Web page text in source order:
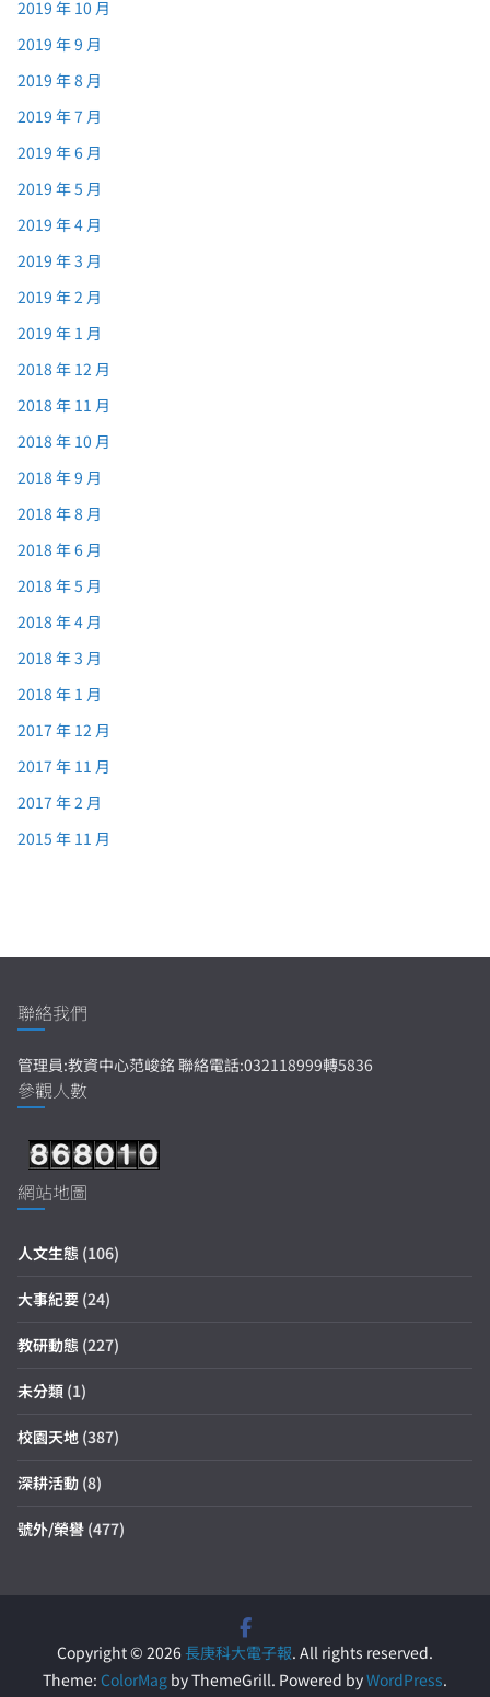
2019 年 10 月
2019 年 9 月
2019 年 8 月
2019 年 7 月
2019 年 6 月
2019 年 5 月
2019 年 4 月
2019 年 3 月
2019 年 2 月
2019 年 1 月
2018 年 12 月
2018 年 11 月
2018 年 10 月
2018 年 9 月
2018 年 8 月
2018 年 6 月
2018 年 5 月
2018 年 4 月
2018 年 3 月
2018 年 1 月
2017 年 12 月
2017 年 11 月
2017 年 2 月
2015 年 11 月
聯絡我們
管理員:教資中心范峻銘 聯絡電話:032118999轉5836
參觀人數
網站地圖
人文生態 (106)
大事紀要 (24)
教研動態 (227)
未分類 (1)
校園天地 (387)
深耕活動 (8)
號外/榮譽 (477)
Copyright © 2026長庚科大電子報. All rights reserved.
Theme: ColorMag by ThemeGrill. Powered byWordPress.